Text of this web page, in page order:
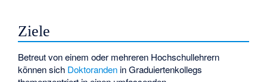
Ziele
Betreut von einem oder mehreren Hochschullehrern
können sich Doktoranden in Graduiertenkollegs